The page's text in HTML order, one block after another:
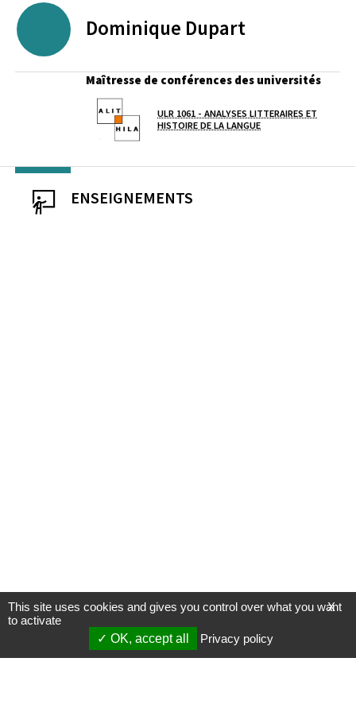
Dominique Dupart
Maîtresse de conférences des universités
Laboratoire / équipe
ULR 1061 - ANALYSES LITTERAIRES ET
HISTOIRE DE LA LANGUE
ENSEIGNEMENTS
X
This site uses cookies and gives you control over what you want
to activate
OK, accept all
Privacy policy